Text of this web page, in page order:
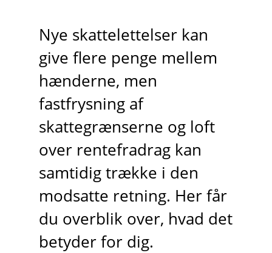
Nye skattelettelser kan
give flere penge mellem
hænderne, men
fastfrysning af
skattegrænserne og loft
over rentefradrag kan
samtidig trække i den
modsatte retning. Her får
du overblik over, hvad det
betyder for dig.